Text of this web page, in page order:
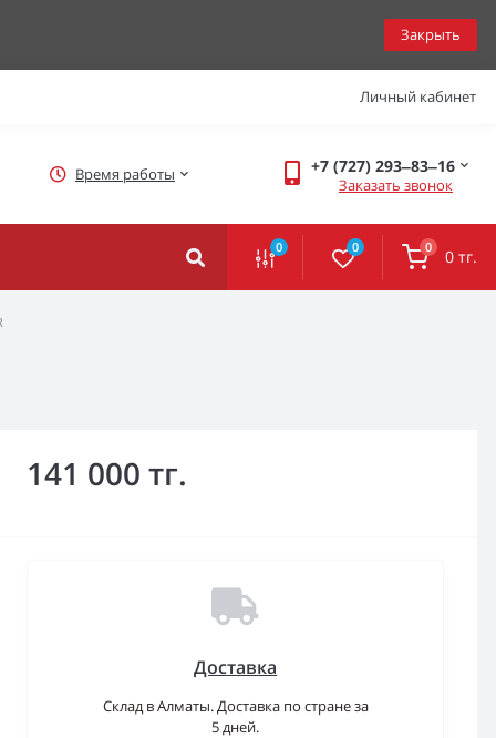
Закрыть
Личный кабинет
Время работы +7 (727) 293‒83‒16
Заказать звонок
0 0 0 0 тг.
141 000 тг.
Доставка
Склад в Алматы. Доставка по стране за
5 дней.